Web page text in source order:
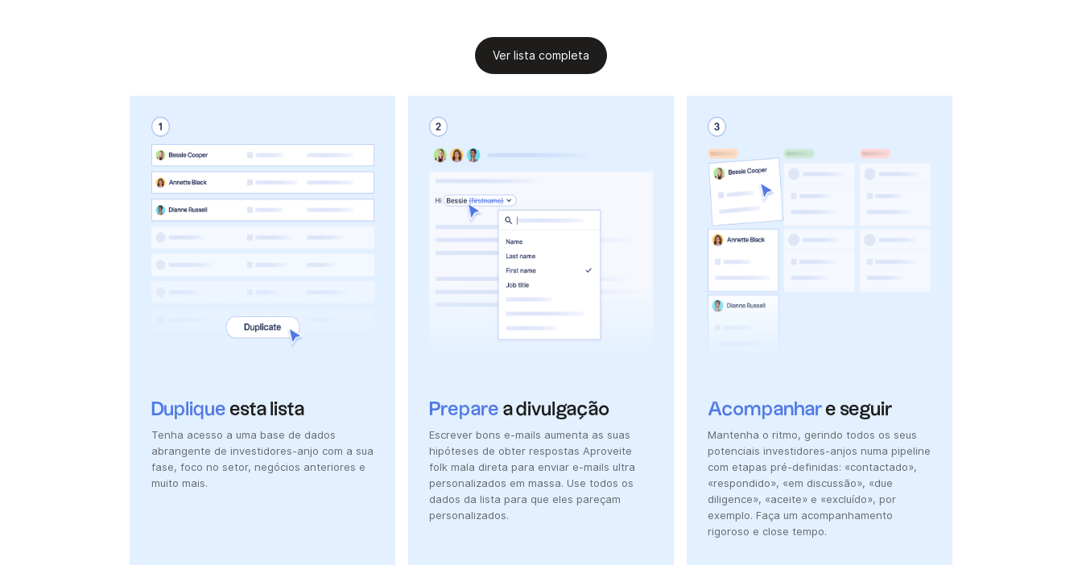
Ver lista completa
Duplique esta lista
Tenha acesso a uma base de dados
abrangente de investidores-anjo com a sua
fase, foco no setor, negócios anteriores e
muito mais.
Prepare a divulgação
Escrever bons e-mails aumenta as suas
hipóteses de obter respostas Aproveite
folk mala direta para enviar e-mails ultra
personalizados em massa. Use todos os
dados da lista para que eles pareçam
personalizados.
Acompanhare seguir
Mantenha o ritmo, gerindo todos os seus
potenciais investidores-anjos numa pipeline
com etapas pré-definidas: «contactado»,
«respondido», «em discussão», «due
diligence», «aceite» e «excluído», por
exemplo. Faça um acompanhamento
rigoroso e close tempo.